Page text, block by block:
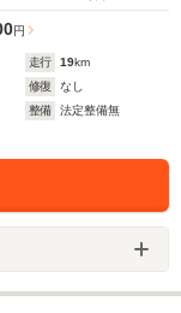
円
走行 19km
修復
なし
整備
法定整備無